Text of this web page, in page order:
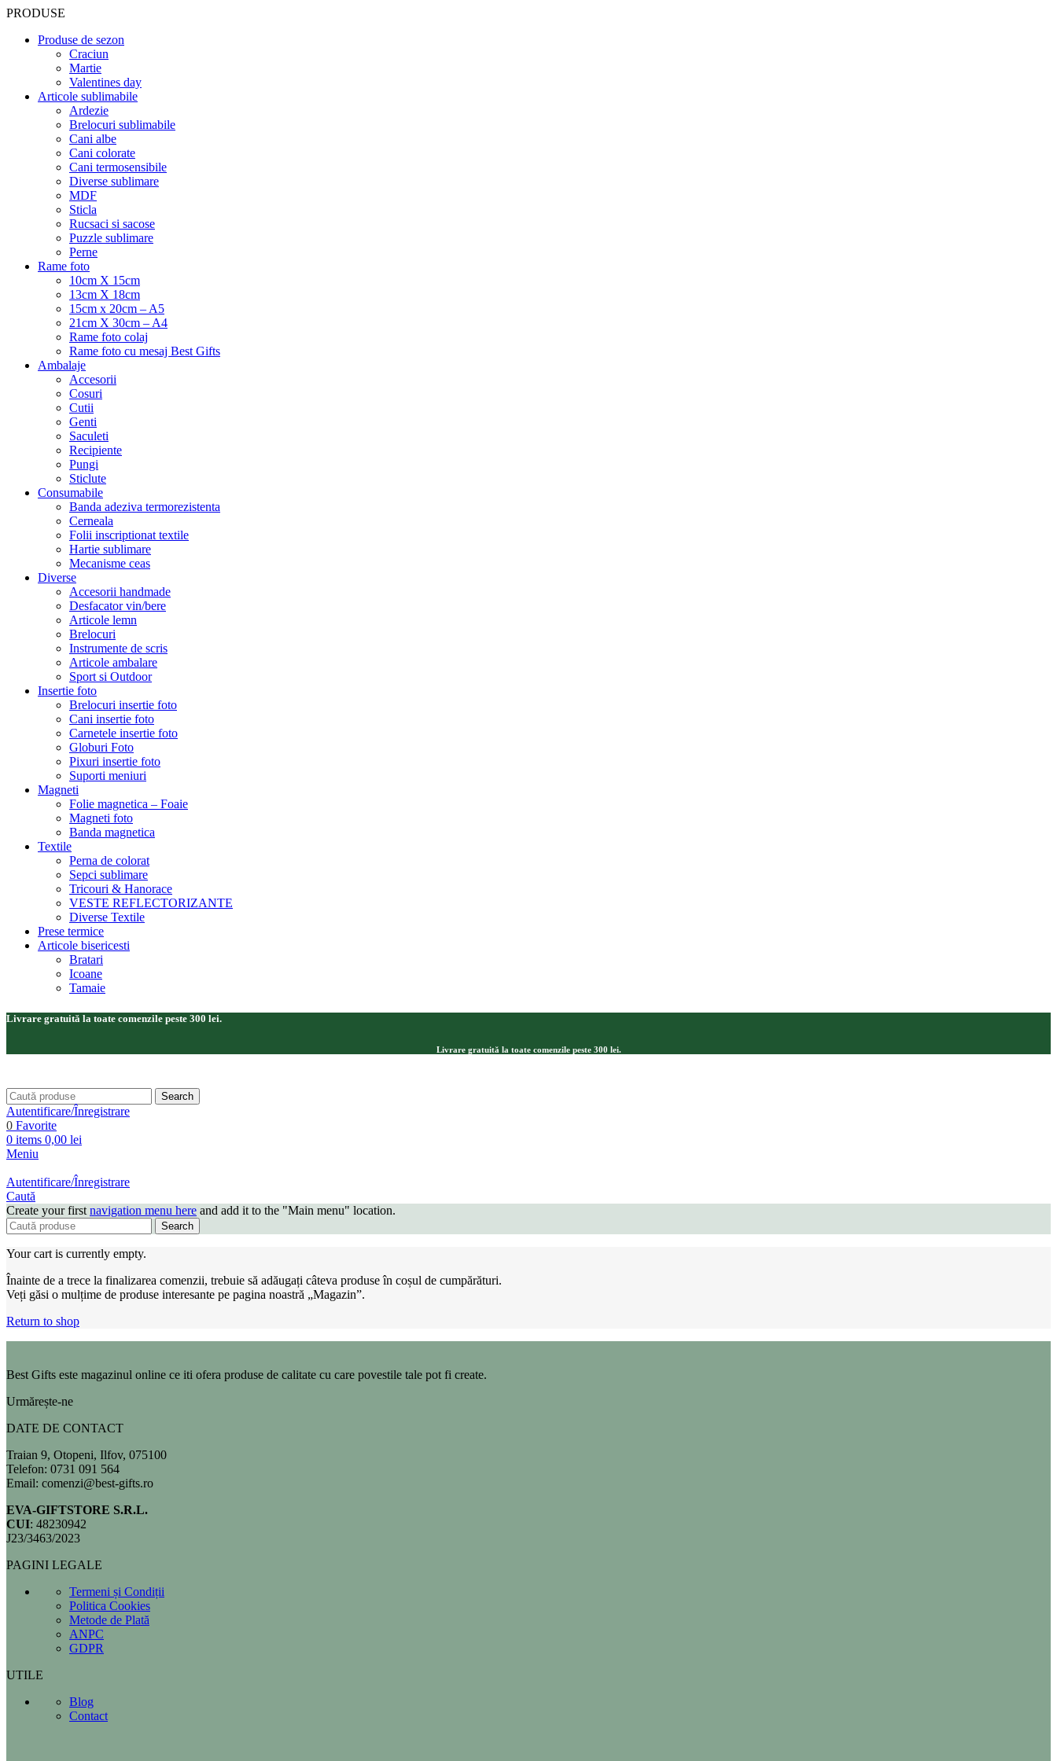
PRODUSE
Produse de sezon
Craciun
Martie
Valentines day
Articole sublimabile
Ardezie
Brelocuri sublimabile
Cani albe
Cani colorate
Cani termosensibile
Diverse sublimare
MDF
Sticla
Rucsaci si sacose
Puzzle sublimare
Perne
Rame foto
10cm X 15cm
13cm X 18cm
15cm x 20cm – A5
21cm X 30cm – A4
Rame foto colaj
Rame foto cu mesaj Best Gifts
Ambalaje
Accesorii
Cosuri
Cutii
Genti
Saculeti
Recipiente
Pungi
Sticlute
Consumabile
Banda adeziva termorezistenta
Cerneala
Folii inscriptionat textile
Hartie sublimare
Mecanisme ceas
Diverse
Accesorii handmade
Desfacator vin/bere
Articole lemn
Brelocuri
Instrumente de scris
Articole ambalare
Sport si Outdoor
Insertie foto
Brelocuri insertie foto
Cani insertie foto
Carnetele insertie foto
Globuri Foto
Pixuri insertie foto
Suporti meniuri
Magneti
Folie magnetica – Foaie
Magneti foto
Banda magnetica
Textile
Perna de colorat
Sepci sublimare
Tricouri & Hanorace
VESTE REFLECTORIZANTE
Diverse Textile
Prese termice
Articole bisericesti
Bratari
Icoane
Tamaie
Livrare gratuită la toate comenzile peste 300 lei.
Livrare gratuită la toate comenzile peste 300 lei.
Search
Autentificare/Înregistrare
0 Favorite
0 items 0,00 lei
Meniu
Autentificare/Înregistrare
Caută
Create your first navigation menu here and add it to the "Main menu" location.
Search
Your cart is currently empty.
Înainte de a trece la finalizarea comenzii, trebuie să adăugați câteva produse în coșul de cumpărături.
Veți găsi o mulțime de produse interesante pe pagina noastră „Magazin”.
Return to shop
Best Gifts este magazinul online ce iti ofera produse de calitate cu care povestile tale pot fi create.
Urmărește-ne
DATE DE CONTACT
Traian 9, Otopeni, Ilfov, 075100
Telefon: 0731 091 564
Email: comenzi@best-gifts.ro
EVA-GIFTSTORE S.R.L.
CUI: 48230942
J23/3463/2023
PAGINI LEGALE
Termeni și Condiții
Politica Cookies
Metode de Plată
ANPC
GDPR
UTILE
Blog
Contact